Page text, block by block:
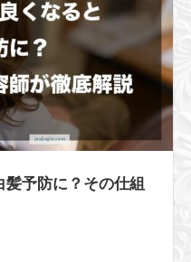
予防に？その仕組